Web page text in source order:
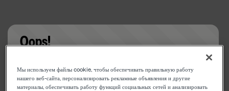
Oops!
Something went wrong. Please try refreshing the
app
Мы используем файлы cookie, чтобы обеспечивать правильную работу
нашего веб-сайта, персонализировать рекламные объявления и другие
материалы, обеспечивать работу функций социальных сетей и анализировать